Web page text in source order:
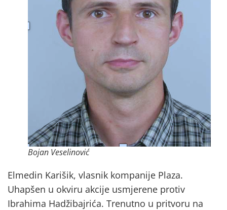
Bojan Veselinović
Elmedin Karišik, vlasnik kompanije Plaza.
Uhapšen u okviru akcije usmjerene protiv
Ibrahima Hadžibajrića. Trenutno u pritvoru na